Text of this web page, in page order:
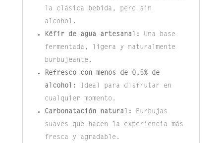
la clásica bebida, pero sin
alcohol.
Kéfir de agua artesanal:
Una base
fermentada, ligera y naturalmente
burbujeante.
Refresco con menos de 0,5% de
alcohol:
Ideal para disfrutar en
cualquier momento.
Carbonatación natural:
Burbujas
suaves que hacen la experiencia más
fresca y agradable.